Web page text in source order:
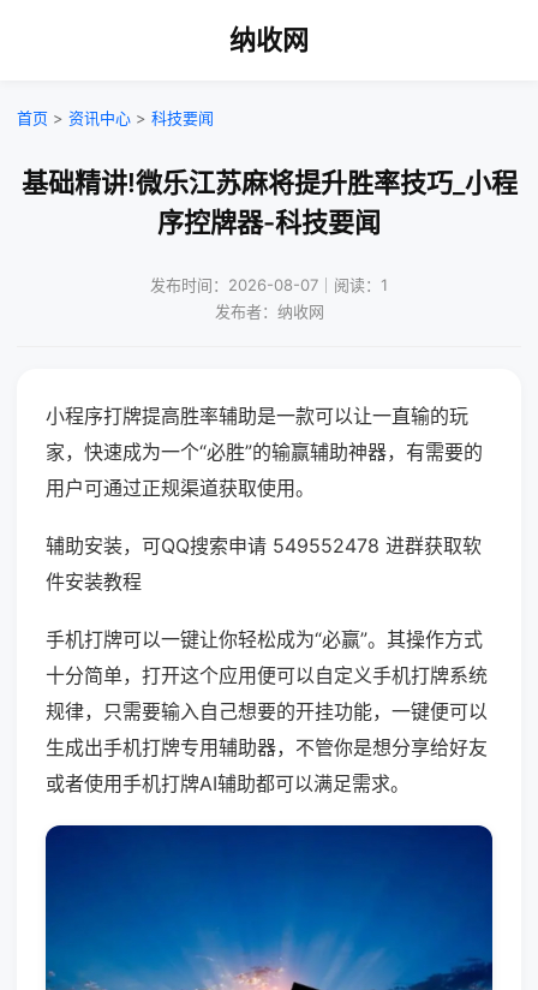
纳收网
首页 > 资讯中心 > 科技要闻
基础精讲!微乐江苏麻将提升胜率技巧_小程
序控牌器-科技要闻
发布时间：2026-08-07｜阅读：1
发布者：纳收网
小程序打牌提高胜率辅助是一款可以让一直输的玩
家，快速成为一个“必胜”的输赢辅助神器，有需要的
用户可通过正规渠道获取使用。
辅助安装，可QQ搜索申请 549552478 进群获取软
件安装教程
手机打牌可以一键让你轻松成为“必赢”。其操作方式
十分简单，打开这个应用便可以自定义手机打牌系统
规律，只需要输入自己想要的开挂功能，一键便可以
生成出手机打牌专用辅助器，不管你是想分享给好友
或者使用手机打牌AI辅助都可以满足需求。